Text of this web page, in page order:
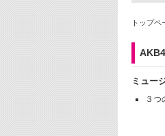
トップペ
ミュー
３つ